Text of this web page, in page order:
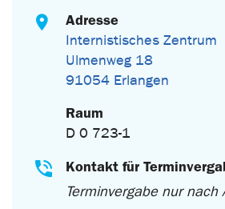
Adresse
Internistisches Zentrum
Ulmenweg 18
91054 Erlangen
Raum
D 0 723-1
Kontakt für
Terminvergabe nur nach